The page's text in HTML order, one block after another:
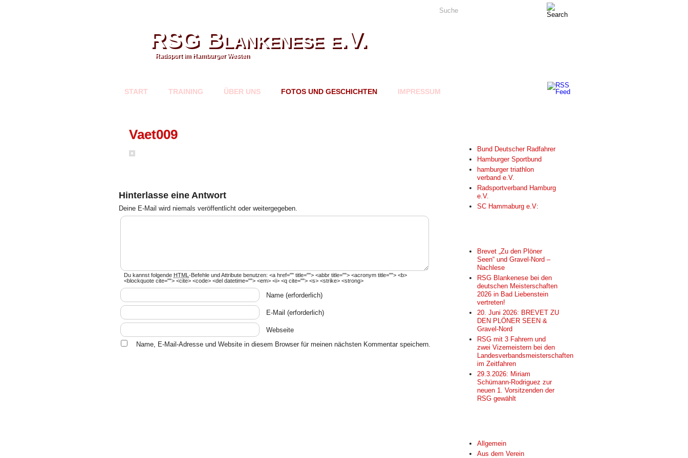
Suche
RSG Blankenese e.V.
Radsport im Hamburger Westen
START TRAINING ÜBER UNS FOTOS UND GESCHICHTEN IMPRESSUM
Vaet009
Hinterlasse eine Antwort
Deine E-Mail wird niemals veröffentlicht oder weitergegeben.
Du kannst folgende HTML -Befehle und Attribute benutzen: <a href="" title=""> <abbr title=""> <acronym title=""> <b>
<blockquote cite=""> <cite> <code> <del datetime=""> <em> <i> <q cite=""> <s> <strike> <strong>
Name (erforderlich)
E-Mail (erforderlich)
Webseite
Name, E-Mail-Adresse und Website in diesem Browser für meinen nächsten Kommentar speichern.
Bund Deutscher Radfahrer
Hamburger Sportbund
hamburger triathlon
verband e.V.
Radsportverband Hamburg
e.V.
SC Hammaburg e.V:
Brevet „Zu den Plöner
Seen“ und Gravel-Nord –
Nachlese
RSG Blankenese bei den
deutschen Meisterschaften
2026 in Bad Liebenstein
vertreten!
20. Juni 2026: BREVET ZU
DEN PLÖNER SEEN &
Gravel-Nord
RSG mit 3 Fahrern und
zwei Vizemeistern bei den
Landesverbandsmeisterschaften
im Zeitfahren
29.3.2026: Miriam
Schümann-Rodriguez zur
neuen 1. Vorsitzenden der
RSG gewählt
Allgemein
Aus dem Verein